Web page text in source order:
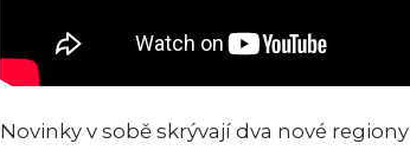
Novinky v sobě skrývají dva nové regiony